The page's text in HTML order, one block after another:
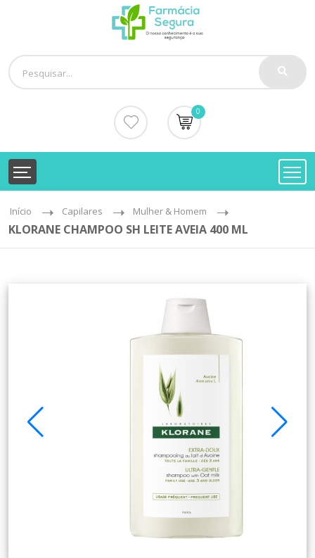
0
Início Capilares Mulher & Homem
KLORANE CHAMPOO SH LEITE AVEIA 400 ML